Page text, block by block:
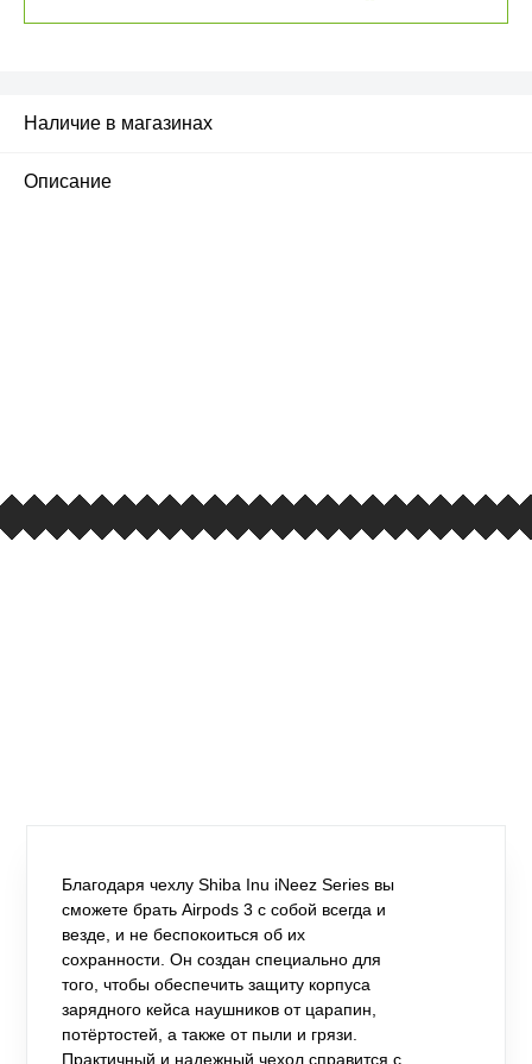
Наличие в магазинах
Описание
Благодаря чехлу Shiba Inu iNeez Series вы
сможете брать Airpods 3 с собой всегда и
везде, и не беспокоиться об их
сохранности. Он создан специально для
того, чтобы обеспечить защиту корпуса
зарядного кейса наушников от царапин,
потёртостей, а также от пыли и грязи.
Практичный и надежный чехол справится с